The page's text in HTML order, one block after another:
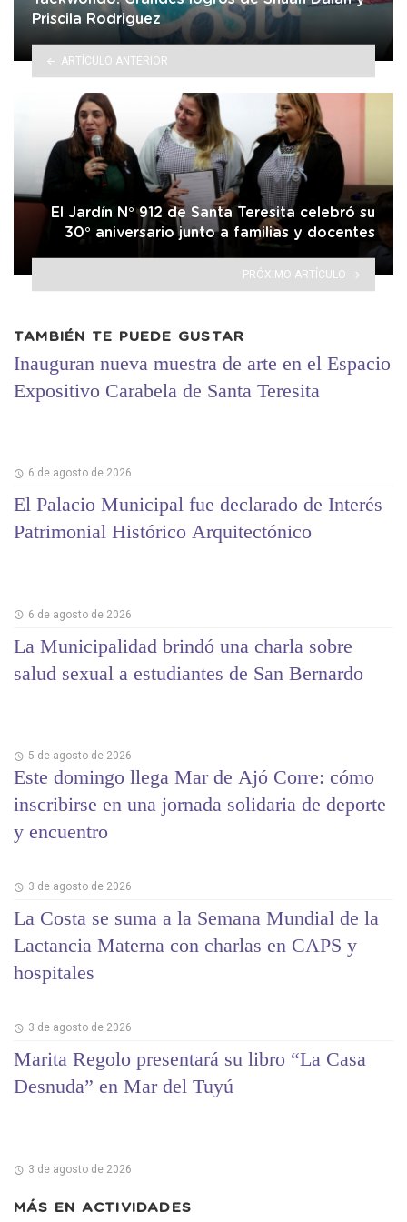
Priscila Rodriguez
ARTÍCULO ANTERIOR
El Jardín N° 912 de Santa Teresita celebró su
30° aniversario junto a familias y docentes
PRÓXIMO ARTÍCULO
TAMBIÉN TE PUEDE GUSTAR
Inauguran nueva muestra de arte en el Espacio
Expositivo Carabela de Santa Teresita
6 de agosto de 2026
El Palacio Municipal fue declarado de Interés
Patrimonial Histórico Arquitectónico
6 de agosto de 2026
La Municipalidad brindó una charla sobre
salud sexual a estudiantes de San Bernardo
5 de agosto de 2026
Este domingo llega Mar de Ajó Corre: cómo
inscribirse en una jornada solidaria de deporte
y encuentro
3 de agosto de 2026
La Costa se suma a la Semana Mundial de la
Lactancia Materna con charlas en CAPS y
hospitales
3 de agosto de 2026
Marita Regolo presentará su libro “La Casa
Desnuda” en Mar del Tuyú
3 de agosto de 2026
MÁS EN ACTIVIDADES